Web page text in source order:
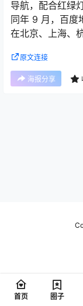
导航，配合红绿
同年 9 月，百度
在北京、上海、
原文连接
海报分享
首页 圈子